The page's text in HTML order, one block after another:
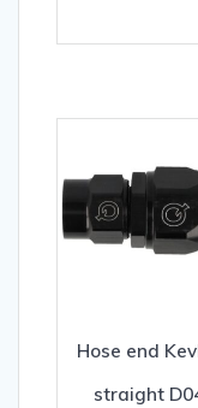
Hose end
straight